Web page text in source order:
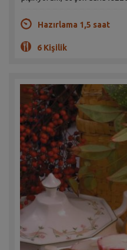
Hazırlama 1,5 saat
6 Kişilik